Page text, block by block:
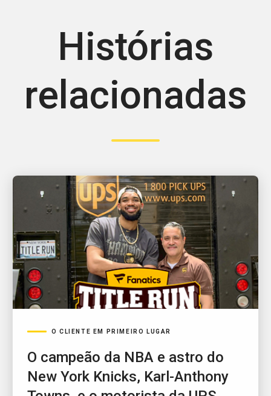
Histórias
relacionadas
O CLIENTE EM PRIMEIRO LUGAR
O campeão da NBA e astro do
New York Knicks, Karl-Anthony